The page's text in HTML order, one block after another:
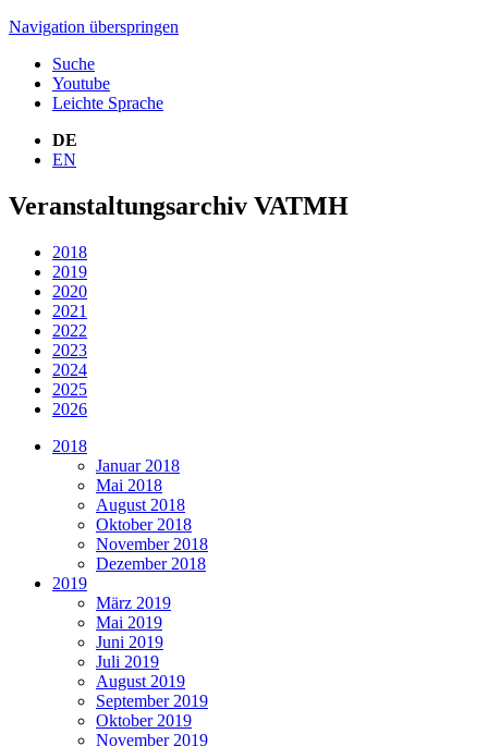
Navigation überspringen
Suche
Youtube
Leichte Sprache
DE
EN
Veranstaltungsarchiv VATMH
2018
2019
2020
2021
2022
2023
2024
2025
2026
2018
Januar 2018
Mai 2018
August 2018
Oktober 2018
November 2018
Dezember 2018
2019
März 2019
Mai 2019
Juni 2019
Juli 2019
August 2019
September 2019
Oktober 2019
November 2019